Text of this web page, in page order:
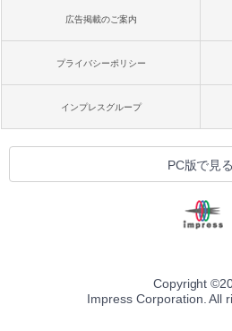
広告掲載のご案内
プライバシーポリシー
インプレスグループ
PC版で見る
Copyright ©
Impress Corporation. All